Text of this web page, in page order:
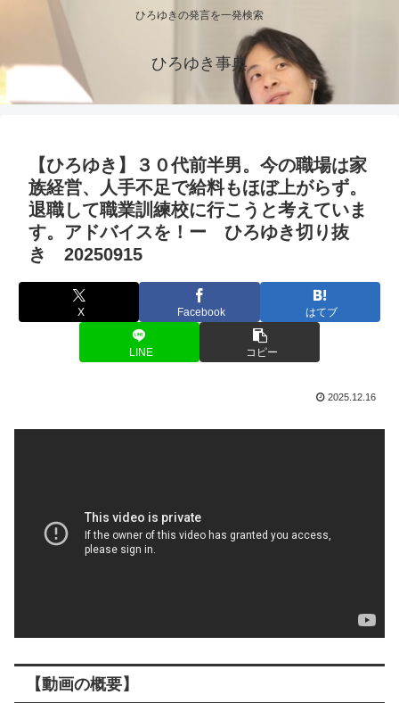
ひろゆきの発言を一発検索
ひろゆき事典
【ひろゆき】３０代前半男。今の職場は家
族経営、人手不足で給料もほぼ上がらず。
退職して職業訓練校に行こうと考えていま
す。アドバイスを！ー ひろゆき切り抜
き 20250915
X Facebook はてブ
LINE コピー
2025.12.16
【動画の概要】